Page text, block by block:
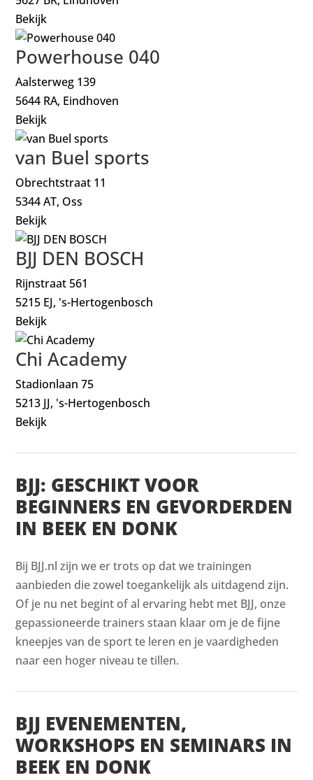
Bekijk
Powerhouse 040
Aalsterweg 139
5644 RA, Eindhoven
Bekijk
van Buel sports
Obrechtstraat 11
5344 AT, Oss
Bekijk
BJJ DEN BOSCH
Rijnstraat 561
5215 EJ, 's-Hertogenbosch
Bekijk
Chi Academy
Stadionlaan 75
5213 JJ, 's-Hertogenbosch
Bekijk
BJJ: GESCHIKT VOOR
BEGINNERS EN GEVORDERDEN
IN BEEK EN DONK
Bij BJJ.nl zijn we er trots op dat we trainingen
aanbieden die zowel toegankelijk als uitdagend zijn.
Of je nu net begint of al ervaring hebt met BJJ, onze
gepassioneerde trainers staan klaar om je de fijne
kneepjes van de sport te leren en je vaardigheden
naar een hoger niveau te tillen.
BJJ EVENEMENTEN,
WORKSHOPS EN SEMINARS IN
BEEK EN DONK